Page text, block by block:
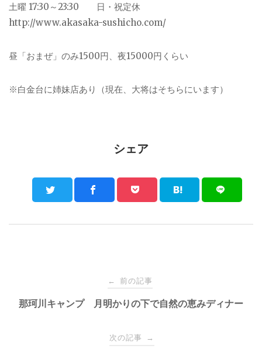
土曜 17:30～23:30 日・祝定休
http://www.akasaka-sushicho.com/
昼「おまぜ」のみ1500円、夜15000円くらい
※白金台に姉妹店あり（現在、大将はそちらにいます）
シェア
navigation
← 前の記事
那珂川キャンプ 月明かりの下で自然の恵みディナー
次の記事 →